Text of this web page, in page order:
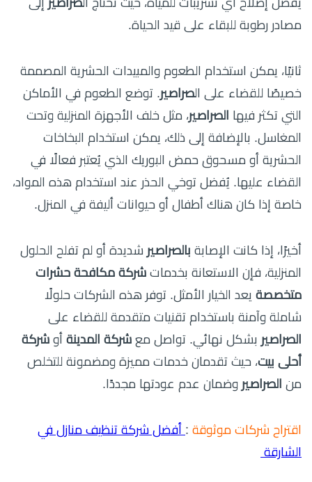
يُفضل إصلاح أي تسريبات للمياه، حيث تحتاج الصراصير إلى
مصادر رطوبة للبقاء على قيد الحياة.
ثانيًا، يمكن استخدام الطعوم والمبيدات الحشرية المصممة
خصيصًا للقضاء على الصراصير. توضع الطعوم في الأماكن
التي تكثر فيها
الصراصير، مثل خلف الأجهزة المنزلية وتحت
المغاسل. بالإضافة إلى ذلك، يمكن استخدام البخاخات
الحشرية أو مسحوق حمض البوريك الذي يُعتبر فعالًا في
القضاء عليها. يُفضل توخي الحذر عند استخدام هذه المواد،
خاصة إذا كان هناك أطفال أو حيوانات أليفة في المنزل.
أخيرًا، إذا كانت الإصابة بالصراصير شديدة أو لم تفلح الحلول
المنزلية، فإن الاستعانة بخدمات شركة مكافحة حشرات
متخصصة يعد الخيار الأمثل. توفر هذه الشركات حلولًا
شاملة وآمنة باستخدام تقنيات متقدمة للقضاء على
الصراصير بشكل نهائي. تواصل مع شركة المدينة أو شركة
أحلى بيت، حيث تقدمان خدمات مميزة ومضمونة للتخلص
من الصراصير وضمان عدم عودتها مجددًا.
اقتراح شركات موثوقة : أفضل شركة تنظيف منازل في
الشارقة